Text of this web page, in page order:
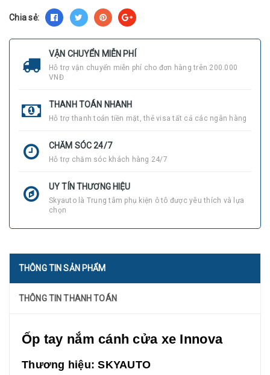
Chia sẻ:
VẬN CHUYỂN MIỄN PHÍ
Hỗ trợ vận chuyển miễn phí cho đơn hàng trên 200.000
VNĐ
THANH TOÁN NHANH
Hỗ trợ thanh toán tiền mặt, thẻ visa tất cả các ngân hàng
CHĂM SÓC 24/7
Hỗ trợ chăm sóc khách hàng 24/7
UY TÍN THƯƠNG HIỆU
Skyauto là Trung tâm phụ kiện ô tô được yêu thích và lựa
chọn
THÔNG TIN SẢN PHẨM
THÔNG TIN THANH TOÁN
Ốp tay nắm cánh cửa xe Innova
Thương hiệu: SKYAUTO